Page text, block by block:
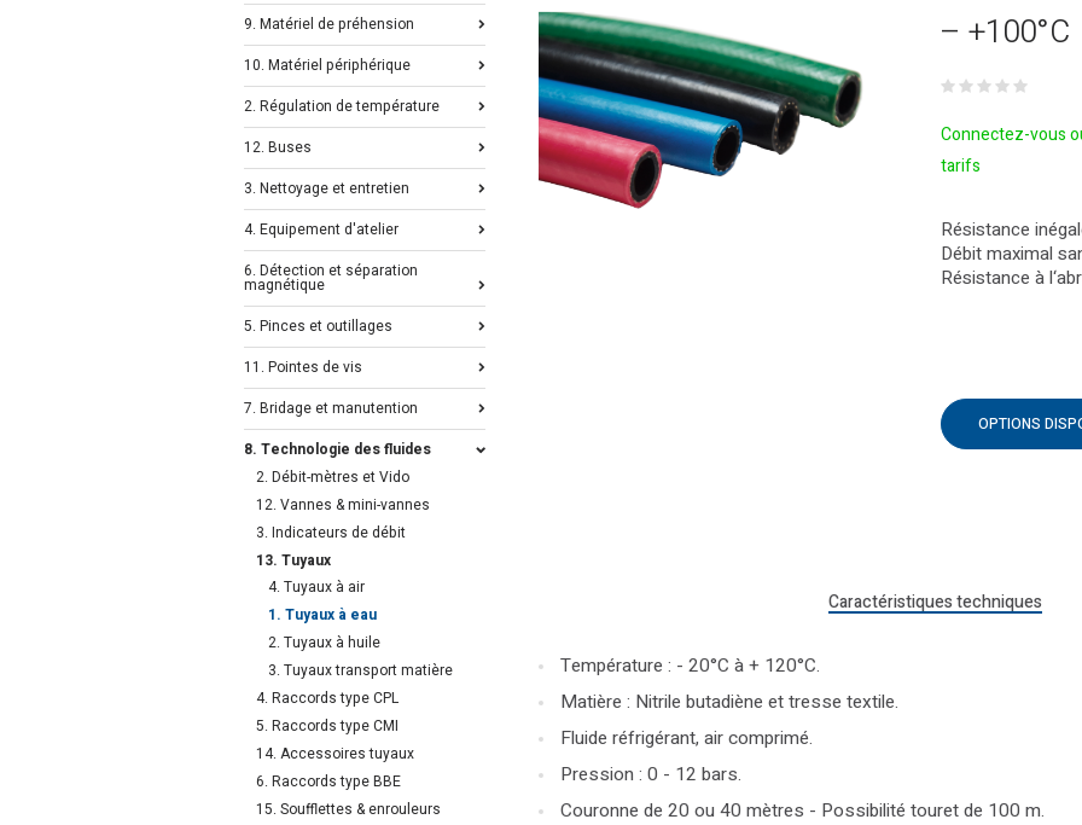
– +100°C
Connectez-vous
tarifs
Résistance
Débit maximal
Résistance à
OPTIONS
Caractéristiques techniques
Température : - 20°C à + 120°C.
Matière : Nitrile butadiène et tresse textile.
Fluide réfrigérant, air comprimé.
Pression : 0 - 12 bars.
Couronne de 20 ou 40 mètres - Possibilité touret de 100 m.
9. Matériel de préhension
10. Matériel périphérique
2. Régulation de température
12. Buses
3. Nettoyage et entretien
4. Equipement d'atelier
6. Détection et séparation
magnétique
5. Pinces et outillages
11. Pointes de vis
7. Bridage et manutention
8. Technologie des fluides
2. Débit-mètres et Vido
12. Vannes & mini-vannes
3. Indicateurs de débit
13. Tuyaux
4. Tuyaux à air
1. Tuyaux à eau
2. Tuyaux à huile
3. Tuyaux transport matière
4. Raccords type CPL
5. Raccords type CMI
14. Accessoires tuyaux
6. Raccords type BBE
15. Soufflettes & enrouleurs